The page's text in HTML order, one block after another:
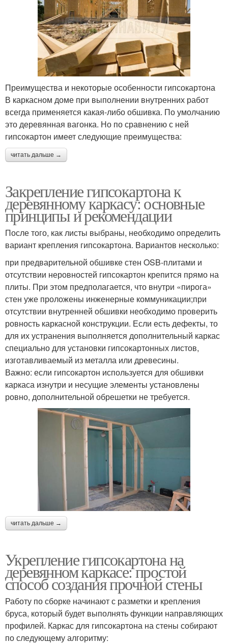
Преимущества и некоторые особенности гипсокартона
В каркасном доме при выполнении внутренних работ
всегда применяется какая-либо обшивка. По умолчанию
это деревянная вагонка. Но по сравнению с ней
гипсокартон имеет следующие преимущества:
читать дальше →
Закрепление гипсокартона к
деревянному каркасу: основные
принципы и рекомендации
После того, как листы выбраны, необходимо определить
вариант крепления гипсокартона. Вариантов несколько:
при предварительной обшивке стен OSB-плитами и
отсутствии неровностей гипсокартон крепится прямо на
плиты. При этом предполагается, что внутри «пирога»
стен уже проложены инженерные коммуникации;при
отсутствии внутренней обшивки необходимо проверить
ровность каркасной конструкции. Если есть дефекты, то
для их устранения выполняется дополнительный каркас
специально для установки гипсокартонных листов,
изготавливаемый из металла или древесины.
Важно: если гипсокартон используется для обшивки
каркаса изнутри и несущие элементы установлены
ровно, дополнительной обрешетки не требуется.
читать дальше →
Укрепление гипсокартона на
деревянном каркасе: простой
способ создания прочной стены
Работу по сборке начинают с разметки и крепления
бруса, который будет выполнять функции направляющих
профилей. Каркас для гипсокартона на стены собирают
по следующему алгоритму: